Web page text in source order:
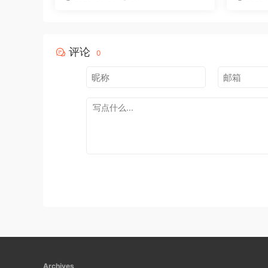
评论 0
Archives